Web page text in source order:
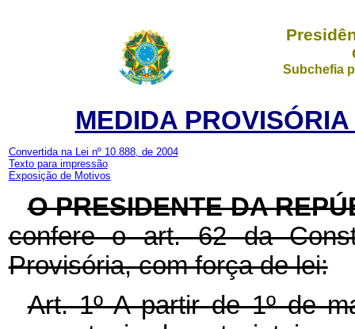
Subchefia
MEDIDA
Convertida na Lei nº 10.888, de 2004
Texto para impressão
Exposição de Motivos
O PRESIDENTE DA
confere o art. 62 da
Provisória, com força de lei:
Art. 1º A partir de 1º de